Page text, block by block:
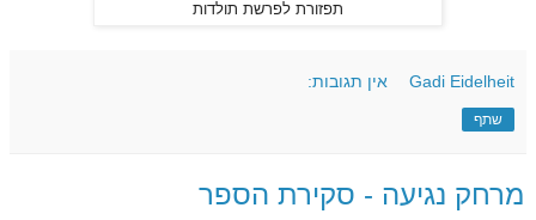
תפזורת לפרשת תולדות
Gadi Eidelheit אין תגובות:
שתף
מרחק נגיעה - סקירת הספר